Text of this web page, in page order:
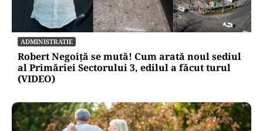
ADMINISTRATIE
Robert Negoiță se mută! Cum arată noul sediul
al Primăriei Sectorului 3, edilul a făcut turul
(VIDEO)